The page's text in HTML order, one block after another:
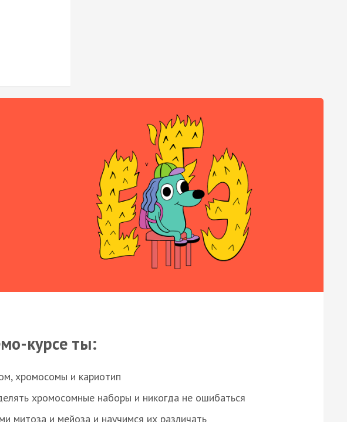
курсе ты:
хромосомы и кариотип
хромосомные наборы и никогда не ошибаться
митоза и мейоза и научимся их различать